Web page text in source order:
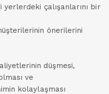
çalışanlarını bir
önerilerini
düşmesi,
ve
kolaylaşması